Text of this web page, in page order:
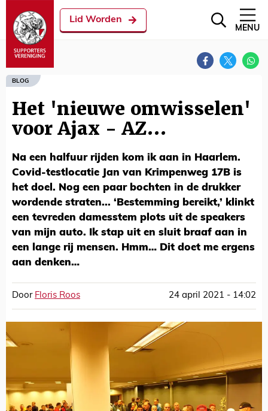
Lid Worden
MENU
BLOG
Het 'nieuwe omwisselen'
voor Ajax - AZ…
Na een halfuur rijden kom ik aan in Haarlem.
Covid-testlocatie Jan van Krimpenweg 17B is
het doel. Nog een paar bochten in de drukker
wordende straten... ‘Bestemming bereikt,’ klinkt
een tevreden damesstem plots uit de speakers
van mijn auto. Ik stap uit en sluit braaf aan in
een lange rij mensen. Hmm… Dit doet me ergens
aan denken…
Door Floris Roos 24 april 2021 - 14:02